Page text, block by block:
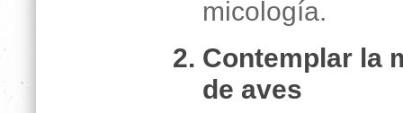
micología.
Contemplar la
de aves